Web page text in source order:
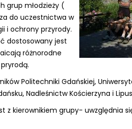
grup młodzieży (
do uczestnictwa w
i ochrony przyrody.
dostosowany jest
różnorodne
Politechniki Gdańskiej,
Nadleśnictw Kościerzyna i
z kierownikiem grupy- uwzględnia